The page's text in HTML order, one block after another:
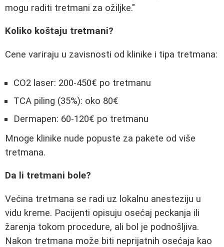
mogu raditi tretmani za ožiljke."
Koliko koštaju tretmani?
Cene variraju u zavisnosti od klinike i tipa tretmana:
CO2 laser: 200-450€ po tretmanu
TCA piling (35%): oko 80€
Dermapen: 60-120€ po tretmanu
Mnoge klinike nude popuste za pakete od više
tretmana.
Da li tretmani bole?
Većina tretmana se radi uz lokalnu anesteziju u
vidu kreme. Pacijenti opisuju osećaj peckanja ili
žarenja tokom procedure, ali bol je podnošljiva.
Nakon tretmana može biti neprijatnih osećaja kao